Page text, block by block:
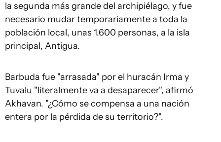
la segunda más grande del archipiélago, y fue
necesario mudar temporariamente a toda la
población local, unas 1.600 personas, a la isla
principal, Antigua.
Barbuda fue "arrasada" por el huracán Irma y
Tuvalu "literalmente va a desaparecer", afirmó
Akhavan. "¿Cómo se compensa a una nación
entera por la pérdida de su territorio?".